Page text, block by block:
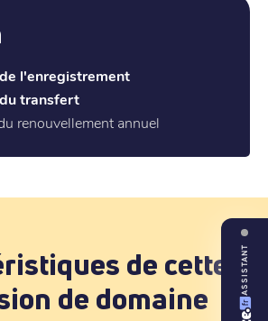
l'enregistrement
transfert
renouvellement annuel
de cette
de domaine
ASSISTANT